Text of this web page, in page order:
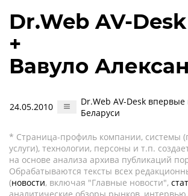
Dr.Web AV-Desk
+
Вавуло
24.05.2010
Dr.Web AV-Desk
Беларуси
* Страница-профиль компании, системы
услуги), технологии, персоны и т.п.
на основе анализа архива публикаций
Обрабатываются тексты всех
(новости, включая "Главные новости",